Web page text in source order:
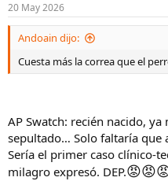
e
s
20 May 2026
Andoain dijo:
Cuesta más la correa que el
AP Swatch: recién nacido,
sepultado… Solo faltaría que
Sería el primer caso clínico-
milagro expresó. DEP.😡😡